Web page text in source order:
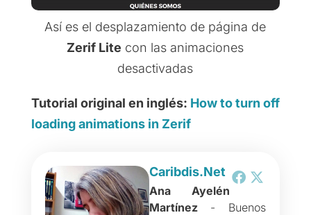
Así es el desplazamiento de página de
Zerif Lite con las animaciones
desactivadas
Tutorial original en inglés: How to turn off
loading animations in Zerif
Caribdis.Net
Ana Ayelén
Martínez- Buenos